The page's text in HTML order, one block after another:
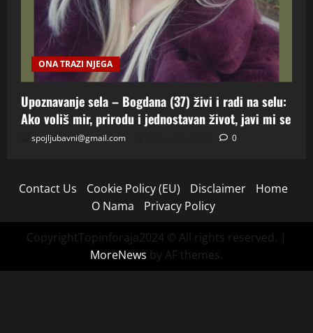
ONA TRAZI NJEGA
Upoznavanje sela – Bogdana (37) živi i radi na selu:
Ako voliš mir, prirodu i jednostavan život, javi mi se
spojljubavni@gmail.com 0
Contact Us Cookie Policy (EU) Disclaimer
Home
O Nama
Privacy Policy
CopyrightTopinforaja2024 © All rights reserved. |
MoreNews by AF themes.